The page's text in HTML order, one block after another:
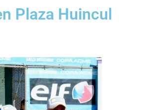
Plaza Huincul